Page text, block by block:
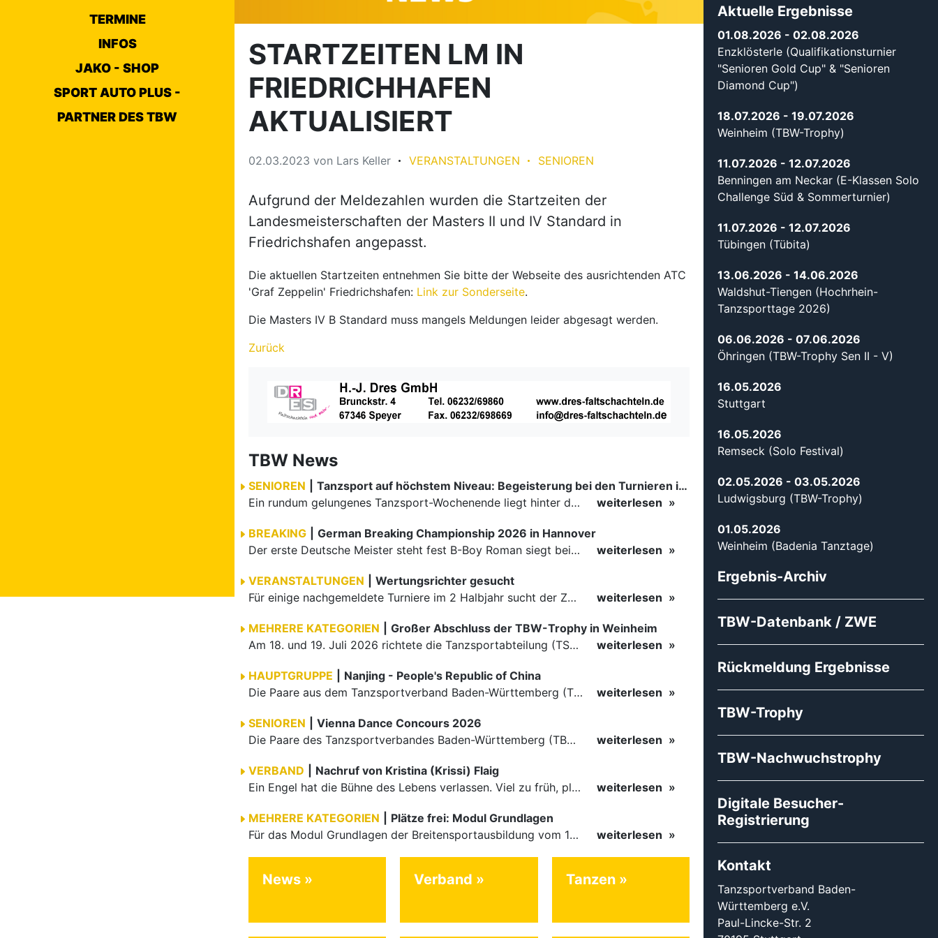
TERMINE
INFOS
JAKO - SHOP
SPORT AUTO PLUS -
PARTNER DES TBW
STARTZEITEN LM IN
FRIEDRICHHAFEN
AKTUALISIERT
02.03.2023 von Lars Keller VERANSTALTUNGEN SENIOREN
Aufgrund der Meldezahlen wurden die Startzeiten der
Landesmeisterschaften der Masters II und IV Standard in
Friedrichshafen angepasst.
Die aktuellen Startzeiten entnehmen Sie bitte der Webseite des ausrichtenden ATC
'Graf Zeppelin' Friedrichshafen: Link zur Sonderseite.
Die Masters IV B Standard muss mangels Meldungen leider abgesagt werden.
Zurück
TBW News
SENIOREN
Tanzsport auf höchstem Niveau: Begeisterung bei den Turnieren in…
Ein rundum gelungenes Tanzsport-Wochenende liegt hinter den Paaren und Organisatoren in Enzklösterle. Am 1. und 2. August 2026 verwandelte sich die Festhalle wieder in einen lebendigen Mittelpunkt des…
weiterlesen
BREAKING
German Breaking Championship 2026 in Hannover
Der erste Deutsche Meister steht fest B-Boy Roman siegt bei den Juniors
weiterlesen
VERANSTALTUNGEN
Wertungsrichter gesucht
Für einige nachgemeldete Turniere im 2 Halbjahr sucht der ZWE noch Wertungsrichter.
weiterlesen
MEHRERE KATEGORIEN
Großer Abschluss der TBW-Trophy in Weinheim
Am 18. und 19. Juli 2026 richtete die Tanzsportabteilung (TSA) der TSG 1862 Weinheim das Abschlussturnier der diesjährigen TBW-Trophy-Serie aus. Zum traditionellen Saisonfinale kamen rund 400 Starts über…
weiterlesen
HAUPTGRUPPE
Nanjing - People's Republic of China
Die Paare aus dem Tanzsportverband Baden-Württemberg (TBW) haben beim hochklassig besetzten WDSF GrandSlam im chinesischen Nanjing wieder einmal auf internationalem Top-Niveau geglänzt. Das…
weiterlesen
SENIOREN
Vienna Dance Concours 2026
Die Paare des Tanzsportverbandes Baden-Württemberg (TBW) glänzten auf dem internationalen Parkett des Vienna Dance Concourse 2026 im Wiener Rathaus mit hervorragenden Platzierungen Ergebnisse unter: …
weiterlesen
VERBAND
Nachruf von Kristina (Krissi) Flaig
Ein Engel hat die Bühne des Lebens verlassen. Viel zu früh, plötzlich und für uns alle unfassbar, wurde unsere geliebte Kristina (Krissi) Flaig im Alter von 36 Jahren aus dem Leben gerissen. Das Tanzen…
weiterlesen
MEHRERE KATEGORIEN
Plätze frei: Modul Grundlagen
Für das Modul Grundlagen der Breitensportausbildung vom 10. bis 13. September an der Landessportschule Albstadt sind noch Plätze frei. Das Modul kann auch für den Lizenzerhalt (30 LE fachlich) genutzt…
weiterlesen
News Verband Tanzen
Aktuelle Ergebnisse
01.08.2026 - 02.08.2026
Enzklösterle (Qualifikationsturnier
"Senioren Gold Cup" & "Senioren
Diamond Cup")
18.07.2026 - 19.07.2026
Weinheim (TBW-Trophy)
11.07.2026 - 12.07.2026
Benningen am Neckar (E-Klassen Solo
Challenge Süd & Sommerturnier)
11.07.2026 - 12.07.2026
Tübingen (Tübita)
13.06.2026 - 14.06.2026
Waldshut-Tiengen (Hochrhein-
Tanzsporttage 2026)
06.06.2026 - 07.06.2026
Öhringen (TBW-Trophy Sen II - V)
16.05.2026
Stuttgart
16.05.2026
Remseck (Solo Festival)
02.05.2026 - 03.05.2026
Ludwigsburg (TBW-Trophy)
01.05.2026
Weinheim (Badenia Tanztage)
Ergebnis-Archiv
TBW-Datenbank / ZWE
Rückmeldung Ergebnisse
TBW-Trophy
TBW-Nachwuchstrophy
Digitale Besucher-
Registrierung
Kontakt
Tanzsportverband Baden-
Württemberg e.V.
Paul-Lincke-Str. 2